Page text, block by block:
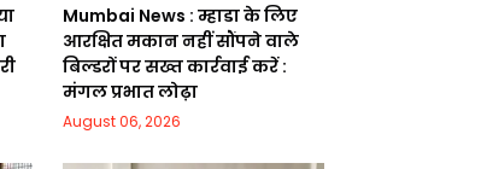
Mumbai News : म्हाडा के लिए
आरक्षित मकान नहीं सौंपने वाले
बिल्डरों पर सख्त कार्रवाई करें :
मंगल प्रभात लोढ़ा
August 06, 2026